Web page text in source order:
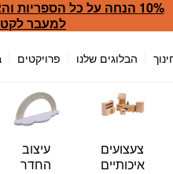
10% הנחה על כל הספריות
למעבר
הבלוגים שלנו פרויקטים
צעצועים
איכותיים
עיצוב
החדר